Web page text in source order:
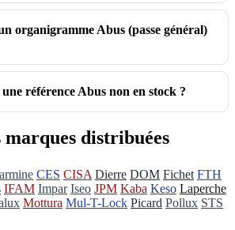
organigramme Abus (passe général)
référence Abus non en stock ?
distribuées
CES CISA Dierre DOM Fichet FTH
IFAM Impar Iseo JPM Kaba Keso Laperche
Mottura Mul-T-Lock Picard Pollux STS